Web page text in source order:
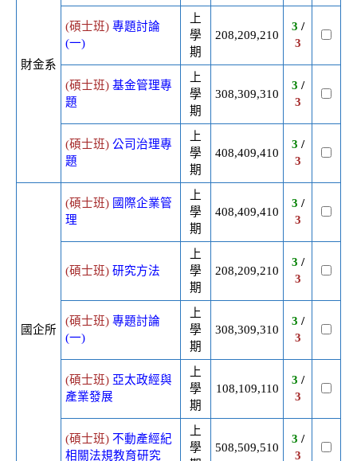
財金系
(碩士班) 專題討論
(一)
上
學
期
208,209,210
3 /
3
(碩士班) 基金管理專
題
上
學
期
308,309,310
3 /
3
(碩士班) 公司治理專
題
上
學
期
408,409,410
3 /
3
國企所
(碩士班) 國際企業管
理
上
學
期
408,409,410
3 /
3
(碩士班) 研究方法
上
學
期
208,209,210
3 /
3
(碩士班) 專題討論
(一)
上
學
期
308,309,310
3 /
3
(碩士班) 亞太政經與
產業發展
上
學
期
108,109,110
3 /
3
(碩士班) 不動產經紀
相關法規教育研究
上
學
508,509,510
3 /
3